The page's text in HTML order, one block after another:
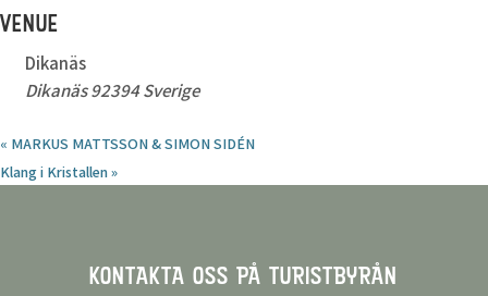
VENUE
Dikanäs
Dikanäs 92394 Sverige
« MARKUS MATTSSON & SIMON SIDÉN
Klang i Kristallen»
KONTAKTA OSS PÅ TURISTBYRÅN